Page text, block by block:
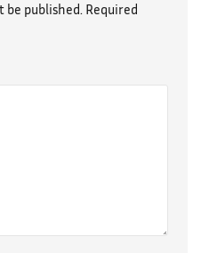
be published. Required